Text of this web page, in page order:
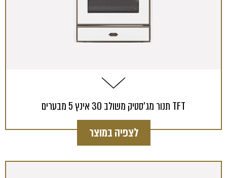
תנור מג'סטיק משולב 30 אינץ 5 מבערים TFT
לצפיה במוצר